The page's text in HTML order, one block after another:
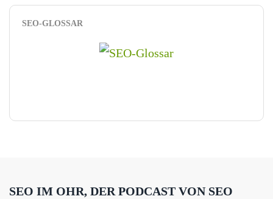
SEO-GLOSSAR
SEO IM OHR, DER PODCAST VON SEO